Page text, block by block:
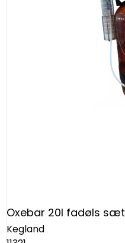
Oxebar 20l fadøls sæt
Kegland